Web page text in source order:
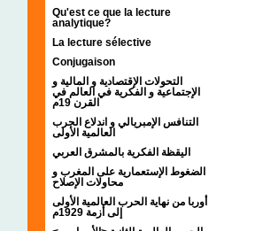
Qu'est ce que la lecture
analytique?
La lecture sélective
Conjugaison
التحولات الإقتصادية و المالية و
الإجتماعية و الفكرية في العالم في
القرن 19م
التنافس الإمبريالي و اندلاع الحرب
العالمية الأولى
اليقظة الفكرية بالمشرق العربي
الضغوط الإستعمارية على المغرب و
محاولات الإصلاح
أوربا من نهاية الحرب العالمية الأولى
إلى أزمة 1929م